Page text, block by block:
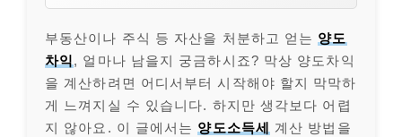
부동산이나 주식 등 자산을 처분하고 얻는 양도
차익 , 얼마나 남을지 궁금하시죠? 막상 양도차익
을 계산하려면 어디서부터 시작해야 할지 막막하
게 느껴지실 수 있습니다. 하지만 생각보다 어렵
지 않아요. 이 글에서는 양도소득세 계산 방법을